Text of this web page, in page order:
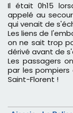
Il était 0h15 lorsque le Sdis de Haute-Corse a été
appelé au
qui venait de
Les liens de
on ne sait trop
dérivé avant de
Les passagers
par les
Saint-Florent !